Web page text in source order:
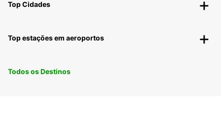
Top Cidades
Top estações em aeroportos
Todos os Destinos